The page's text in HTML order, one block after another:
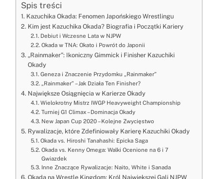
Spis treści
Kazuchika Okada: Fenomen Japońskiego Wrestlingu
Kim jest Kazuchika Okada? Biografia i Początki Kariery
Debiut i Wczesne Lata w NJPW
Okada w TNA: Okato i Powrót do Japonii
„Rainmaker”: Ikoniczny Gimmick i Finisher Kazuchiki
Okady
Geneza i Znaczenie Przydomku „Rainmaker”
„Rainmaker” – Jak Działa Ten Finisher?
Największe Osiągnięcia w Karierze Okady
Wielokrotny Mistrz IWGP Heavyweight Championship
Turniej G1 Climax – Dominacja Okady
New Japan Cup 2020 – Kolejne Zwycięstwo
Rywalizacje, które Zdefiniowały Karierę Kazuchiki Okady
Okada vs. Hiroshi Tanahashi: Epicka Saga
Okada vs. Kenny Omega: Walki Ocenione na 6 i 7
Gwiazdek
Inne Znaczące Rywalizacje: Naito, White i Sanada
Okada na Wrestle Kingdom: Król Największej Gali NJPW